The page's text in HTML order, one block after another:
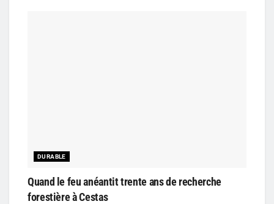
DURABLE
Quand le feu anéantit trente ans de recherche
forestière à Cestas